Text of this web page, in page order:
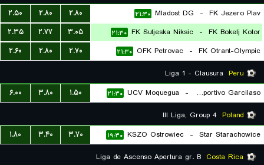
FK Jezero Plav
-
Mladost DG ۲۱:۳۰ ۲.۸۰ ۲.۸۰
۲.۵۰
FK Bokelj Kotor
-
FK Sutjeska Niksic ۲۱:۳۰ ۳.۰۵ ۲.۷۷
۲.۳۵
FK Otrant-Olympic
-
OFK Petrovac ۲۱:۳۰ ۲.۷۰ ۲.۸۰
۲.۶۰
Peru
Deportivo Garcilaso
-
UCV Moquegua ۲۱:۳۰ ۱.۵۰ ۳.۸۰
۶.۰۰
Poland
Star Starachowice
-
KSZO Ostrowiec ۱۹:۳۰ ۳.۷۰ ۳.۴۰
۱.۸۰
Costa Rica